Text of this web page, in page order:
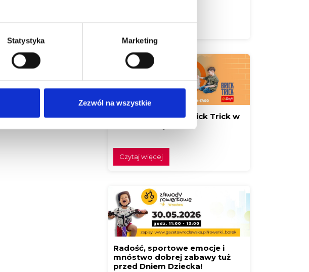
Statystyka Marketing
Zezwól na wszystkie
Czytaj więcej
Festiwal Klocków Brick Trick w
Borku! Buduj z nami!
Czytaj więcej
Radość, sportowe emocje i
mnóstwo dobrej zabawy tuż
przed Dniem Dziecka!